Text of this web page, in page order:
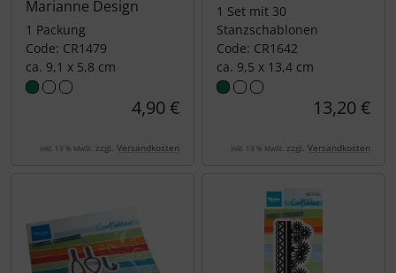
Marianne Design
1 Packung
Code: CR1479
ca. 9,1 x 5,8 cm
4,90 €
inkl. 19 % MwSt. zzgl. Versandkosten
1 Set mit 30
Stanzschablonen
Code: CR1642
ca. 9,5 x 13,4 cm
13,20 €
inkl. 19 % MwSt. zzgl. Versandkosten